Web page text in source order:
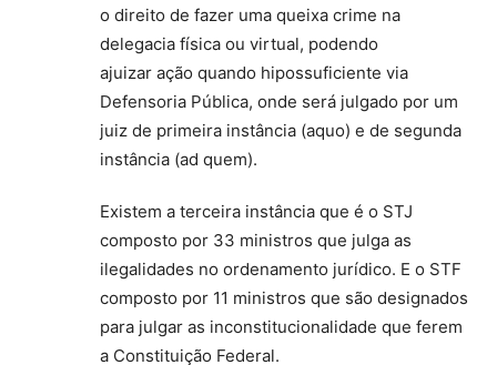
o direito de fazer uma queixa crime na
delegacia física ou virtual, podendo
ajuizar ação quando hipossuficiente via
Defensoria Pública, onde será julgado por um
juiz de primeira instância (aquo) e de segunda
instância (ad quem).
Existem a terceira instância que é o STJ
composto por 33 ministros que julga as
ilegalidades no ordenamento jurídico. E o STF
composto por 11 ministros que são designados
para julgar as inconstitucionalidade que ferem
a Constituição Federal.